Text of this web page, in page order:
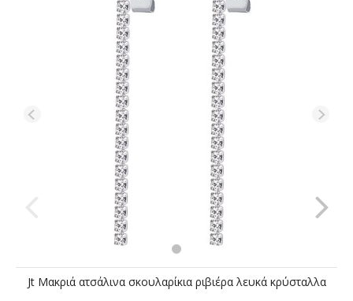
Jt Μακριά ατσάλινα σκουλαρίκια ριβιέρα λευκά κρύσταλλα